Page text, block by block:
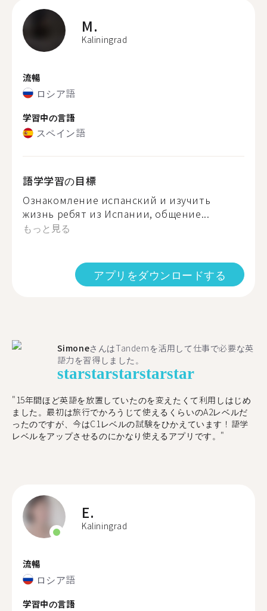
M.
Kaliningrad
流暢
ロシア語
学習中の言語
スペイン語
語学学習の目標
Ознакомление испанский и изучить
жизнь ребят из Испании, общение...
もっと見る
アプリをダウンロードする
SimoneさんはTandemを活用して仕事で必要な英
語力を習得しました。
starstarstarstarstar
"15年間ほど英語を放置していたのを変えたくて利用しはじめ
ました。最初は旅行でかろうじて使えるくらいのA2レベルだ
ったのですが、今はC1レベルの試験をひかえています！語学
レベルをアップさせるのにかなり使えるアプリです。"
E.
Kaliningrad
流暢
ロシア語
学習中の言語